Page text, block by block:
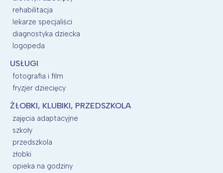
rehabilitacja
lekarze specjaliści
diagnostyka dziecka
logopeda
USŁUGI
fotografia i film
fryzjer dziecięcy
ŻŁOBKI, KLUBIKI, PRZEDSZKOLA
zajęcia adaptacyjne
szkoły
przedszkola
żłobki
opieka na godziny